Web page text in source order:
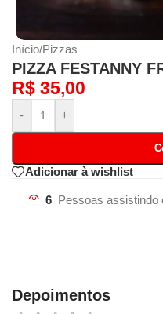
Início/Pizzas
PIZZA FESTANNY
R$ 35,00
- +
Adicionar à wishlist
6 Pessoas assistindo
Depoimentos